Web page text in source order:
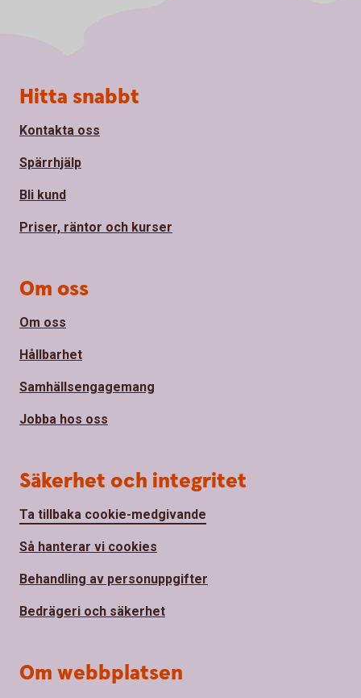
Sidfot
Hitta snabbt
Kontakta oss
Spärrhjälp
Bli kund
Priser, räntor och kurser
Om oss
Om oss
Hållbarhet
Samhällsengagemang
Jobba hos oss
Säkerhet och integritet
Ta tillbaka cookie-medgivande
Så hanterar vi cookies
Behandling av personuppgifter
Bedrägeri och säkerhet
Om webbplatsen